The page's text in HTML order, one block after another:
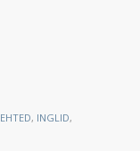
EHTED, INGLID,